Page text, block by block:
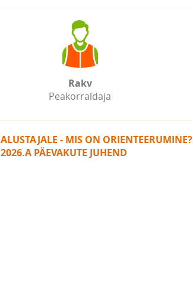
Rakv
Peakorraldaja
ALUSTAJALE - MIS ON ORIENTEERUMINE?
2026.A PÄEVAKUTE JUHEND